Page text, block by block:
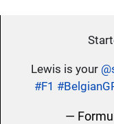
Lewis is your
#F1
—